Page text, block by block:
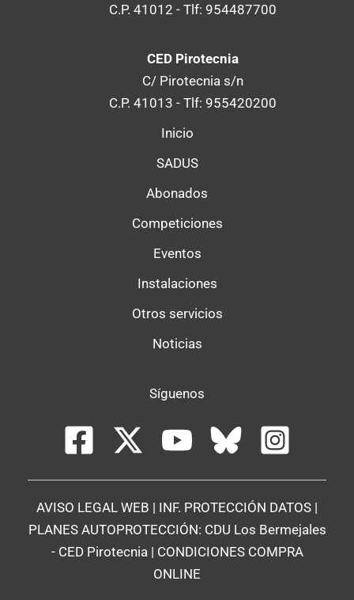
C.P. 41012 - Tlf: 954487700
CED Pirotecnia
C/ Pirotecnia s/n
C.P. 41013 - Tlf: 955420200
Inicio
SADUS
Abonados
Competiciones
Eventos
Instalaciones
Otros servicios
Noticias
Síguenos
AVISO LEGAL WEB | INF. PROTECCIÓN DATOS |
PLANES AUTOPROTECCIÓN: CDU Los Bermejales
- CED Pirotecnia | CONDICIONES COMPRA
ONLINE